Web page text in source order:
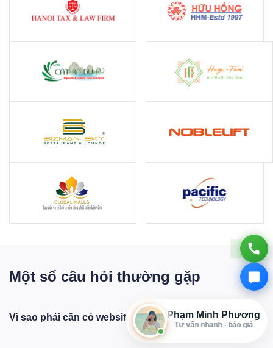
Một số câu hỏi thường gặp
Vì sao phải cần có website bán hàng ?Phạm Minh Phương
Tư vấn nhanh - báo giá